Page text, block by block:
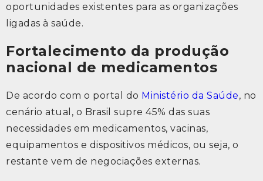
oportunidades existentes para as organizações
ligadas à saúde.
Fortalecimento da produção
nacional de medicamentos
De acordo com o portal do Ministério da Saúde, no
cenário atual, o Brasil supre 45% das suas
necessidades em medicamentos, vacinas,
equipamentos e dispositivos médicos, ou seja, o
restante vem de negociações externas.